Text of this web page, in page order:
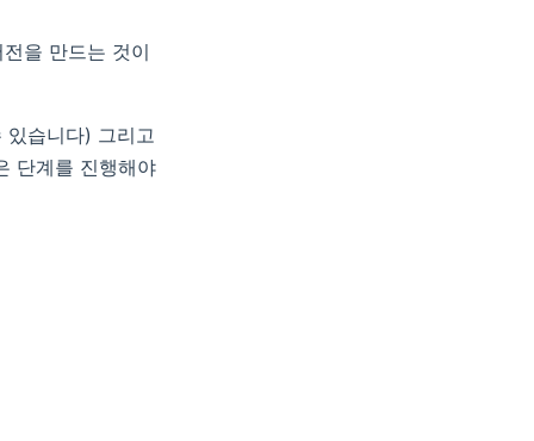
을 만드는 것이
습니다) 그리고
단계를 진행해야